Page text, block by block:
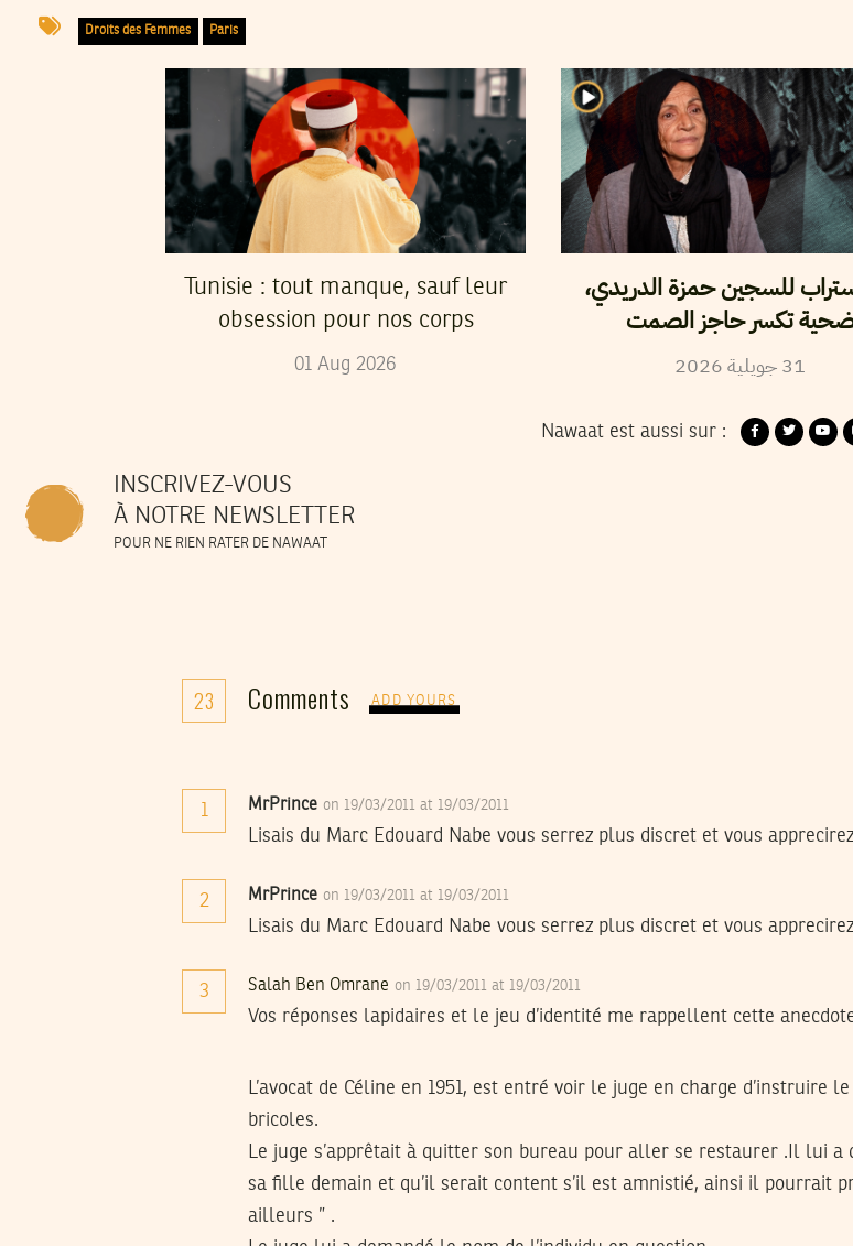
Droits des Femmes Paris
Tunisie : tout manque, sauf leur
obsession pour nos corps
01 Aug 2026
للسجين حمزة الدريدي،
تكسر حاجز الصمت
31جويلية 2026
Nawaat est aussi sur :
INSCRIVEZ-VOUS
À NOTRE NEWSLETTER
POUR NE RIEN RATER DE NAWAAT
23 Comments ADD YOURS
MrPrince on 19/03/2011 at 19/03/2011
Lisais du Marc Edouard Nabe vous serrez plus discret et vous
2 MrPrince on 19/03/2011 at 19/03/2011
Lisais du Marc Edouard Nabe vous serrez plus discret et vous
3 Salah Ben Omrane on 19/03/2011 at 19/03/2011
Vos réponses lapidaires et le jeu d’identité me rappellent cette
L’avocat de Céline en 1951, est entré voir le juge en charge d’instruire
bricoles.
Le juge s’apprêtait à quitter son bureau pour aller se restaurer .Il lui
sa fille demain et qu’il serait content s’il est amnistié, ainsi il pourrait
ailleurs ” .